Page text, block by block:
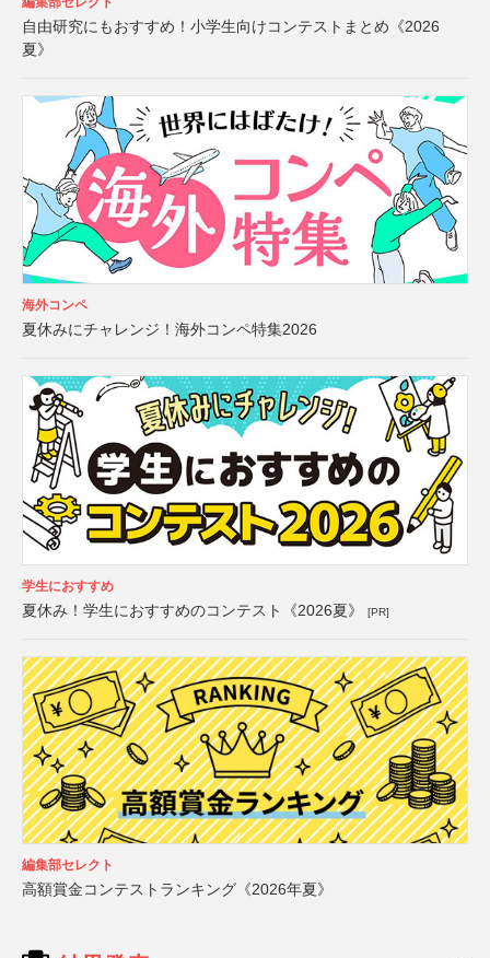
自由研究にもおすすめ！小学生向けコンテストまとめ《2026
夏》
海外コンペ
夏休みにチャレンジ！海外コンペ特集2026
学生におすすめ
夏休み！学生におすすめのコンテスト《2026夏》 [PR]
編集部セレクト
高額賞金コンテストランキング《2026年夏》